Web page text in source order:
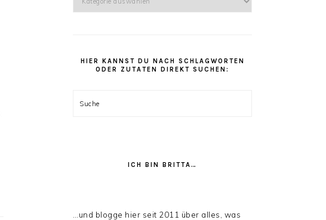
Rezept
HIER KANNST DU NACH SCHLAGWORTEN
ODER ZUTATEN DIREKT SUCHEN:
Suche
ICH BIN BRITTA…
…und blogge hier seit 2011 über alles, was